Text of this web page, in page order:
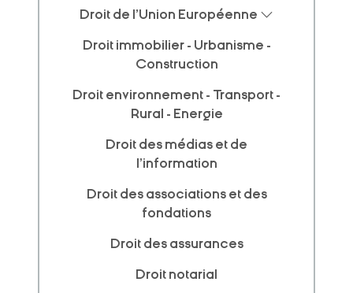
Droit de l'Union Européenne
Droit immobilier - Urbanisme -
Construction
Droit environnement - Transport -
Rural - Energie
Droit des médias et de
l'information
Droit des associations et des
fondations
Droit des assurances
Droit notarial